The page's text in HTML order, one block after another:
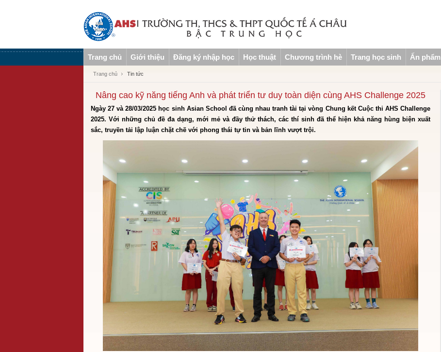
Trang chủ Giới thiệu Đăng ký nhập học Học thuật Chương trình hè Trang học sinh Ấn phẩm
Trang chủ Tin tức
Nâng cao kỹ năng tiếng Anh và phát triển tư duy toàn diện cùng AHS Challenge 2025
Ngày 27 và 28/03/2025 học sinh Asian School đã cùng nhau tranh tài tại vòng Chung kết Cuộc thi AHS Challenge
2025. Với những chủ đề đa dạng, mới mẻ và đầy thử thách, các thí sinh đã thể hiện khả năng hùng biện xuất
sắc, truyền tải lập luận chặt chẽ với phong thái tự tin và bản lĩnh vượt trội.